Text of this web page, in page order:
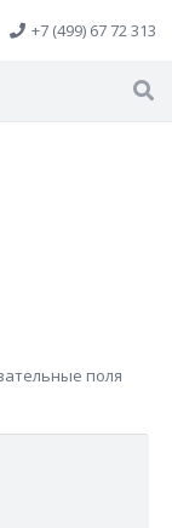
+7 (499) 67 72 313
поля